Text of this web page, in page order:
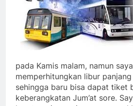
pada Kamis malam, namun
memperhitungkan libur
sehingga baru bisa dapat tiket
keberangkatan Jum’at sore.